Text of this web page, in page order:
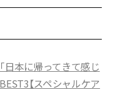
日本に帰ってきて感じ
【スペシャルケア